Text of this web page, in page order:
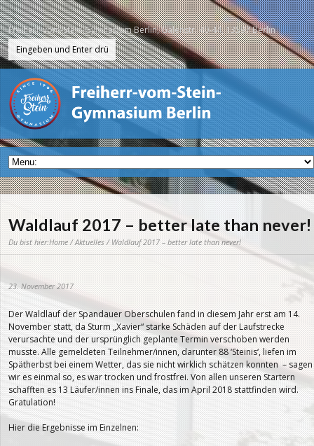
Freiherr-vom-Stein-Gymnasium Berlin, Galenstr. 40-44, 13597 Berlin
Waldlauf 2017 – better late than never!
Du bist hier:Home/Aktuelles/ Waldlauf 2017 – better late than never!
23. November 2017
Der Waldlauf der Spandauer Oberschulen fand in diesem Jahr erst am 14.
November statt, da Sturm „Xavier“ starke Schäden auf der Laufstrecke
verursachte und der ursprünglich geplante Termin verschoben werden
musste. Alle gemeldeten Teilnehmer/innen, darunter 88 ‘Steinis‘, liefen im
Spätherbst bei einem Wetter, das sie nicht wirklich schätzen konnten – sagen
wir es einmal so, es war trocken und frostfrei. Von allen unseren Startern
schafften es 13 Läufer/innen ins Finale, das im April 2018 stattfinden wird.
Gratulation!
Hier die Ergebnisse im Einzelnen: